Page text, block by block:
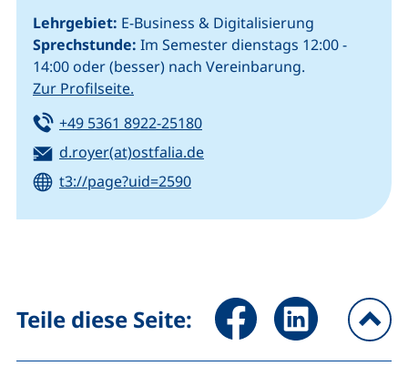
Lehrgebiet: E-Business & Digitalisierung
Sprechstunde: Im Semester dienstags 12:00 -
14:00 oder (besser) nach Vereinbarung.
Zur Profilseite.
Tel:
+49 5361 8922-25180(startet einen Telefonanruf,
E-Mail:
d.royer(at)ostfalia.de(öffnet Ihr E-Mail-Programm)
t3://page?uid=2590
Teile diese Seite: Seite über Facebook teilen
Seite über